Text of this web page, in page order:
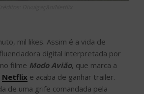
mil likes. Assim é a vida de
digital interpretada por
no filme Modo Avião, que marca a
Netflix e acaba de ganhar trailer.
de uma grife comandada pela